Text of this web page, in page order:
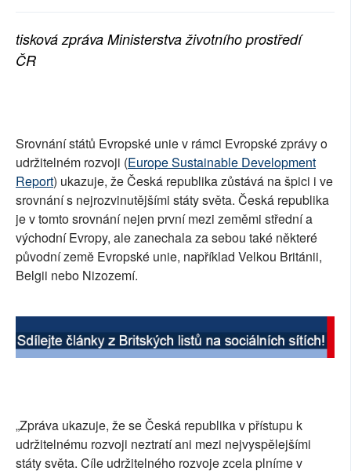
tisková zpráva Ministerstva životního prostředí
ČR
Srovnání států Evropské unie v rámci Evropské zprávy o
udržitelném rozvoji (Europe Sustainable Development
Report) ukazuje, že Česká republika zůstává na špici i ve
srovnání s nejrozvinutějšími státy světa. Česká republika
je v tomto srovnání nejen první mezi zeměmi střední a
východní Evropy, ale zanechala za sebou také některé
původní země Evropské unie, například Velkou Británii,
Belgii nebo Nizozemí.
„Zpráva ukazuje, že se Česká republika v přístupu k
udržitelnému rozvoji neztratí ani mezi nejvyspělejšími
státy světa. Cíle udržitelného rozvoje zcela plníme v